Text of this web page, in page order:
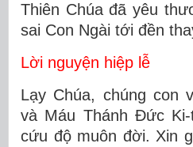
Thiên Chúa đã yêu
sai Con Ngài tới đền
Lời nguyện hiệp lễ
Lạy Chúa, chúng con
và Máu Thánh Ðức
cứu độ muôn đời. Xin